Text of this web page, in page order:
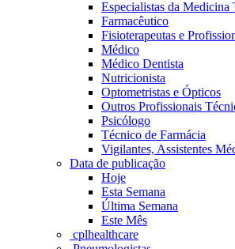
Especialistas da Medicina
Farmacêutico
Fisioterapeutas e
Médico
Médico Dentista
Nutricionista
Optometristas e Ópticos
Outros Profissionais
Psicólogo
Técnico de Farmácia
Vigilantes, Assistentes
Data de publicação
Hoje
Esta Semana
Última Semana
Este Mês
‎ cplhealthcare‬